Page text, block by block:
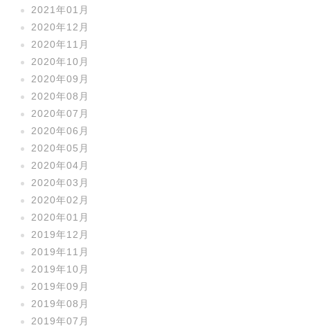
2021年01月
2020年12月
2020年11月
2020年10月
2020年09月
2020年08月
2020年07月
2020年06月
2020年05月
2020年04月
2020年03月
2020年02月
2020年01月
2019年12月
2019年11月
2019年10月
2019年09月
2019年08月
2019年07月